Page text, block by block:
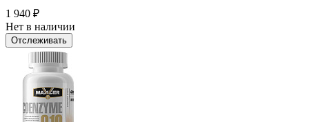
1 940 ₽
Нет в наличии
Отслеживать